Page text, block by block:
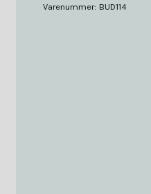
Varenummer: BUD114